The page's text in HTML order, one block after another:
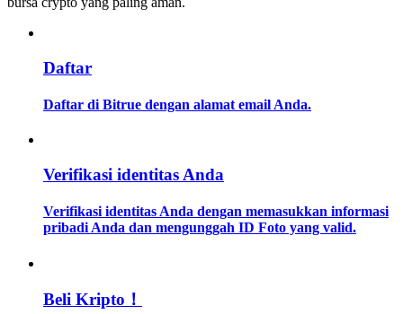
Memandu
Daftar
Daftar di Bitrue dengan alamat email Anda.
Verifikasi identitas Anda
Verifikasi identitas Anda dengan memasukkan informasi
pribadi Anda dan mengunggah ID Foto yang valid.
Beli Kripto！